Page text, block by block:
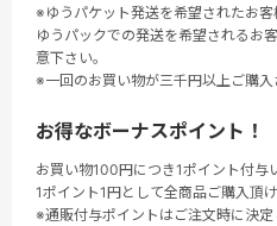
※ゆうパケット発送を希望されたお客
ゆうパックでの発送を希望されるお
意下さい。
※一回のお買い物が三千円以上ご購入
お得なボーナスポイント！
お買い物100円につき1ポイント付与
1ポイント1円として全商品ご購入頂け
※通販付与ポイントはご注文時に決